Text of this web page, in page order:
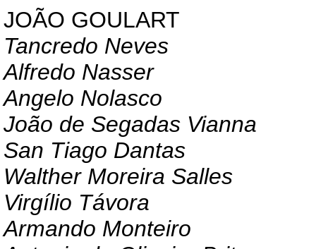
JOÃO GOULART
Tancredo Neves
Alfredo Nasser
Angelo Nolasco
João de Segadas Vianna
San Tiago Dantas
Walther Moreira Salles
Virgílio Távora
Armando Monteiro